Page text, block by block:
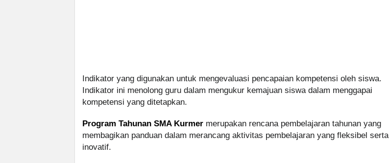
Indikator yang digunakan untuk mengevaluasi pencapaian kompetensi oleh siswa.
Indikator ini menolong guru dalam mengukur kemajuan siswa dalam menggapai
kompetensi yang ditetapkan.
Program Tahunan SMA Kurmer merupakan rencana pembelajaran tahunan yang
membagikan panduan dalam merancang aktivitas pembelajaran yang fleksibel serta
inovatif.